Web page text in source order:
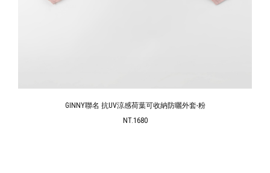
GINNY聯名點點抓皺透膚蕾絲細肩罩衫背心-粉
NT.690